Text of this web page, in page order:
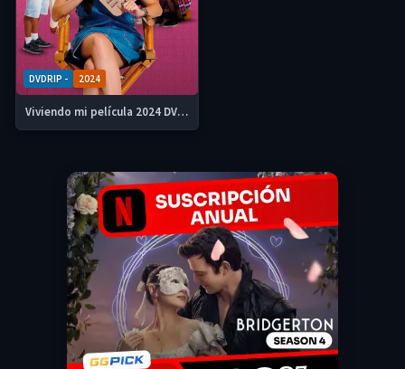
DVDRIP - 2024
Viviendo mi película 2024 DVDrip y 720p Latino